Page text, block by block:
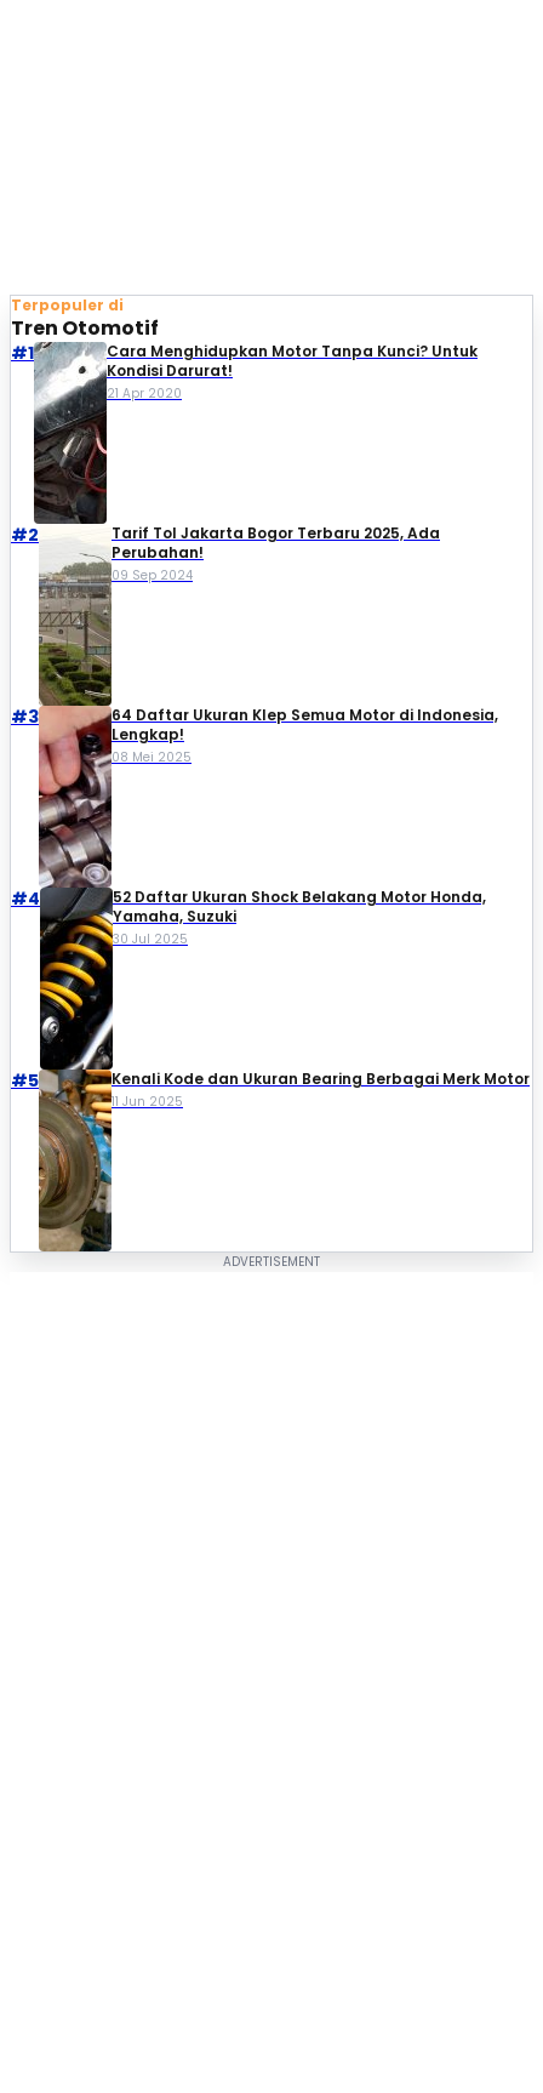
Terpopuler di
Tren Otomotif
#1
Cara Menghidupkan Motor Tanpa Kunci? Untuk
Kondisi Darurat!
21 Apr 2020
#2
Tarif Tol Jakarta Bogor Terbaru 2025, Ada
Perubahan!
09 Sep 2024
#3
64 Daftar Ukuran Klep Semua Motor di Indonesia,
Lengkap!
08 Mei 2025
#4
52 Daftar Ukuran Shock Belakang Motor Honda,
Yamaha, Suzuki​
30 Jul 2025
#5 Kenali Kode dan Ukuran Bearing Berbagai Merk Motor
11 Jun 2025